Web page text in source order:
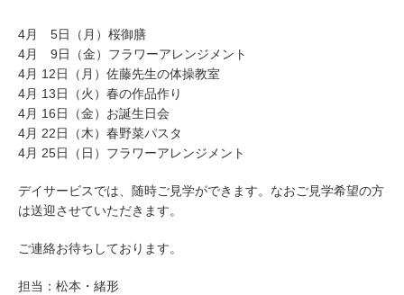
4月 5日（月）桜御膳
4月 9日（金）フラワーアレンジメント
4月 12日（月）佐藤先生の体操教室
4月 13日（火）春の作品作り
4月 16日（金）お誕生日会
4月 22日（木）春野菜パスタ
4月 25日（日）フラワーアレンジメント
デイサービスでは、随時ご見学ができます。なおご見学希望の方
は送迎させていただきます。
ご連絡お待ちしております。
担当：松本・緒形